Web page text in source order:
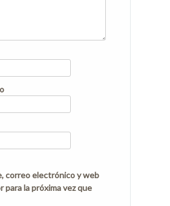
correo electrónico y web
para la próxima vez que